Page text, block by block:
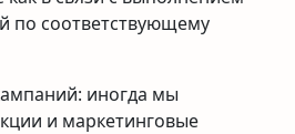
по соответствующему
иногда мы
и маркетинговые